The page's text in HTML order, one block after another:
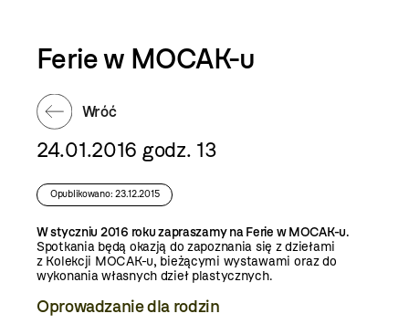
Ferie w MOCAK-u
Wróć
24.01.2016 godz. 13
Opublikowano: 23.12.2015
W styczniu 2016 roku zapraszamy na Ferie w MOCAK-u.
Spotkania będą okazją do zapoznania się z dziełami
z Kolekcji MOCAK-u, bieżącymi wystawami oraz do
wykonania własnych dzieł plastycznych.
Oprowadzanie dla rodzin